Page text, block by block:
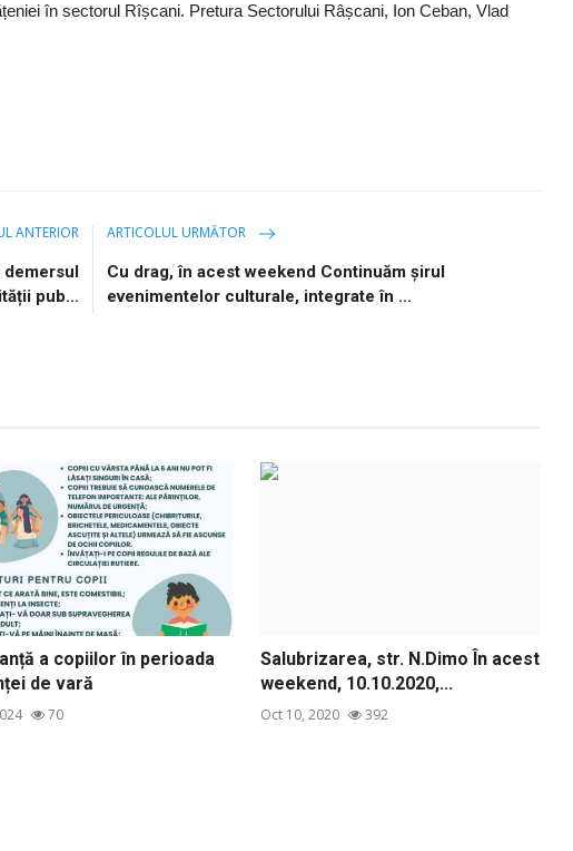
în sectorul Rîșcani. Pretura Sectorului Râșcani, Ion Ceban, Vlad
ANTERIOR
demersul
pub...
ARTICOLUL URMĂTOR
Cu drag, în acest weekend Continuăm șirul
evenimentelor culturale, integrate în ...
a copiilor în perioada
de vară
70
Salubrizarea, str. N.Dimo În acest
weekend, 10.10.2020,...
Oct 10, 2020 392